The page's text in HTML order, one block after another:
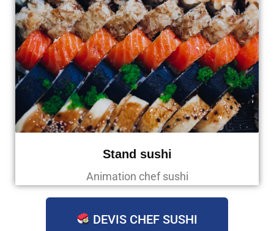
Stand sushi
Animation chef sushi
DEVIS CHEF SUSHI